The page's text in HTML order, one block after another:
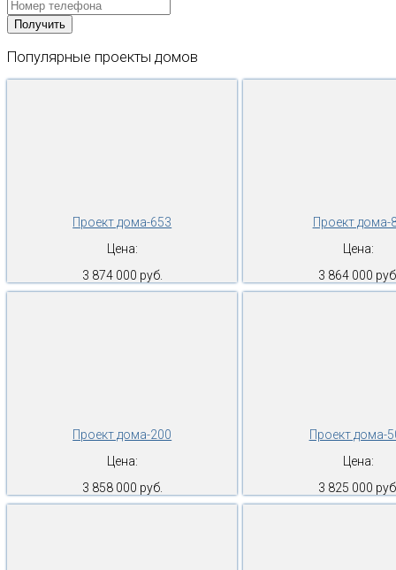
Популярные проекты домов
Проект дома-653
Цена:
3 874 000 руб.
Проект дома-
Цена:
3 864 000
Проект дома-200
Цена:
3 858 000 руб.
Проект дома-
Цена:
3 825 000